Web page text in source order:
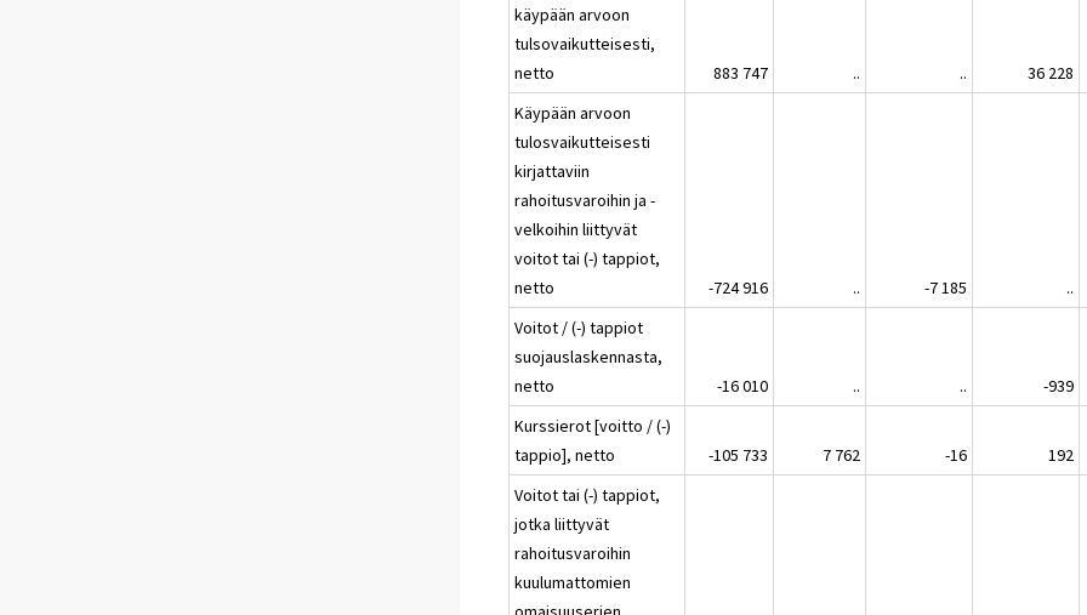
käypään arvoon
tulsovaikutteisesti,
netto
883 747 .. .. 36 228
Käypään arvoon
tulosvaikutteisesti
kirjattaviin
rahoitusvaroihin ja -
velkoihin liittyvät
voitot tai (-) tappiot,
netto
-724 916 .. -7 185 ..
Voitot / (-) tappiot
suojauslaskennasta,
netto
-16 010 .. .. -939
Kurssierot [voitto / (-)
tappio], netto
-105 733 7 762 -16 192
Voitot tai (-) tappiot,
jotka liittyvät
rahoitusvaroihin
kuulumattomien